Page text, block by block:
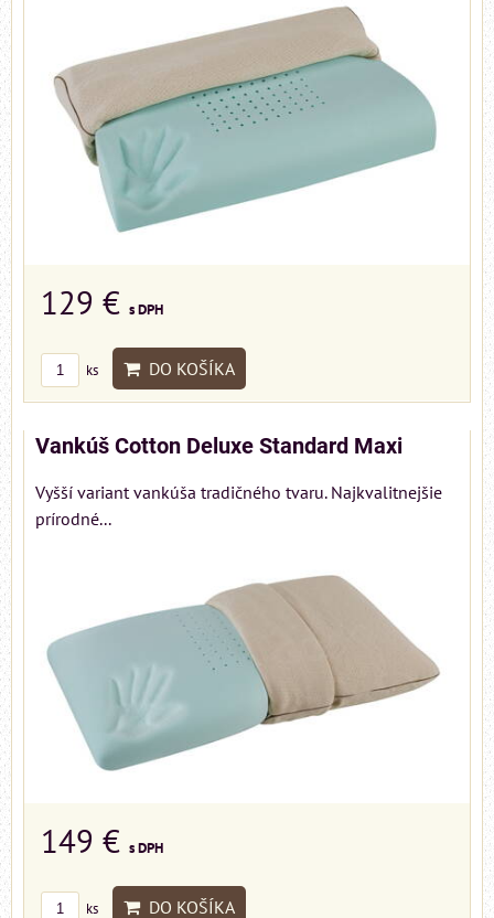
129 € s DPH
ks DO KOŠÍKA
Vankúš Cotton Deluxe Standard Maxi
Vyšší variant vankúša tradičného tvaru. Najkvalitnejšie
prírodné...
149 € s DPH
ks DO KOŠÍKA